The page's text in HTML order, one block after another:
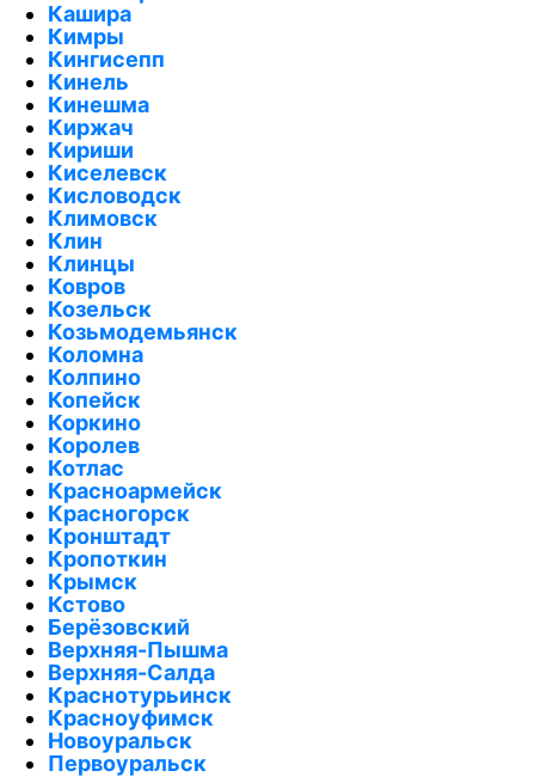
Кашира
Кимры
Кингисепп
Кинель
Кинешма
Киржач
Кириши
Киселевск
Кисловодск
Климовск
Клин
Клинцы
Ковров
Козельск
Козьмодемьянск
Коломна
Колпино
Копейск
Коркино
Королев
Котлас
Красноармейск
Красногорск
Кронштадт
Кропоткин
Крымск
Кстово
Берёзовский
Верхняя-Пышма
Верхняя-Салда
Краснотурьинск
Красноуфимск
Новоуральск
Первоуральск